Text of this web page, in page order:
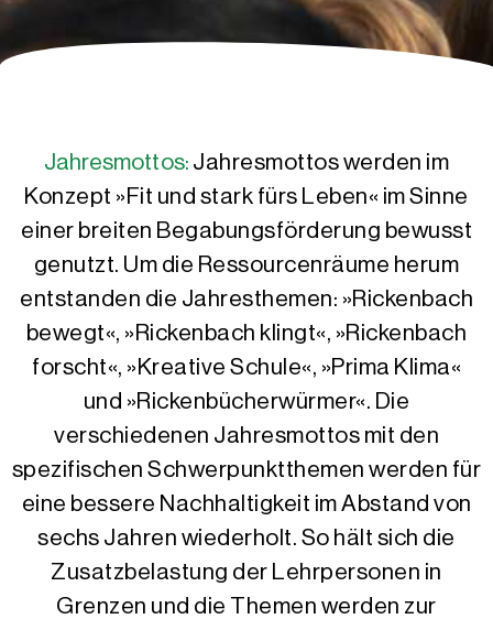
Jahresmottos: Jahresmottos werden im
Konzept »Fit und stark fürs Leben« im Sinne
einer breiten Begabungsförderung bewusst
genutzt. Um die Ressourcenräume herum
entstanden die Jahresthemen: »Rickenbach
bewegt«, »Rickenbach klingt«, »Rickenbach
forscht«, »Kreative Schule«, »Prima Klima«
und »Rickenbücherwürmer«. Die
verschiedenen Jahresmottos mit den
spezifischen Schwerpunktthemen werden für
eine bessere Nachhaltigkeit im Abstand von
sechs Jahren wiederholt. So hält sich die
Zusatzbelastung der Lehrpersonen in
Grenzen und die Themen werden zur